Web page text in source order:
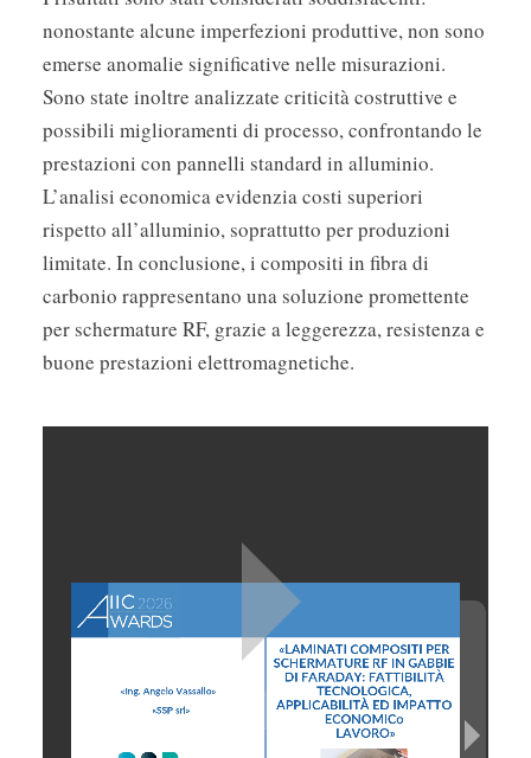
nonostante alcune imperfezioni produttive, non sono
emerse anomalie significative nelle misurazioni.
Sono state inoltre analizzate criticità costruttive e
possibili miglioramenti di processo, confrontando le
prestazioni con pannelli standard in alluminio.
L’analisi economica evidenzia costi superiori
rispetto all’alluminio, soprattutto per produzioni
limitate. In conclusione, i compositi in fibra di
carbonio rappresentano una soluzione promettente
per schermature RF, grazie a leggerezza, resistenza e
buone prestazioni elettromagnetiche.